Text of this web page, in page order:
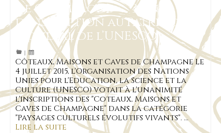
de Champagne »… 3 ans
d’inscription au Patrimoine
Mondial de l’UNESCO
|
Côteaux, Maisons et Caves de Champagne Le
4 juillet 2015, l'Organisation des Nations
Unies pour l'Education, la Science et la
Culture (UNESCO) votait à l'unanimité
l'inscriptions des "Coteaux, Maisons et
Caves de Champagne" dans la catégorie
"Paysages culturels évolutifs vivants". …
Lire la suite